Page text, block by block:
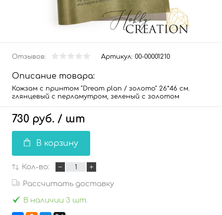
Отзывов: Артикул: 00-00001210
Описание товара:
Кожзам с принтом "Dream plan / золото" 26*46 см.
глянцевый с перламутром, зеленый с золотом
730 руб. / шт
В корзину
Кол-во:
Рассчитать доставку
В наличии 3 шт.